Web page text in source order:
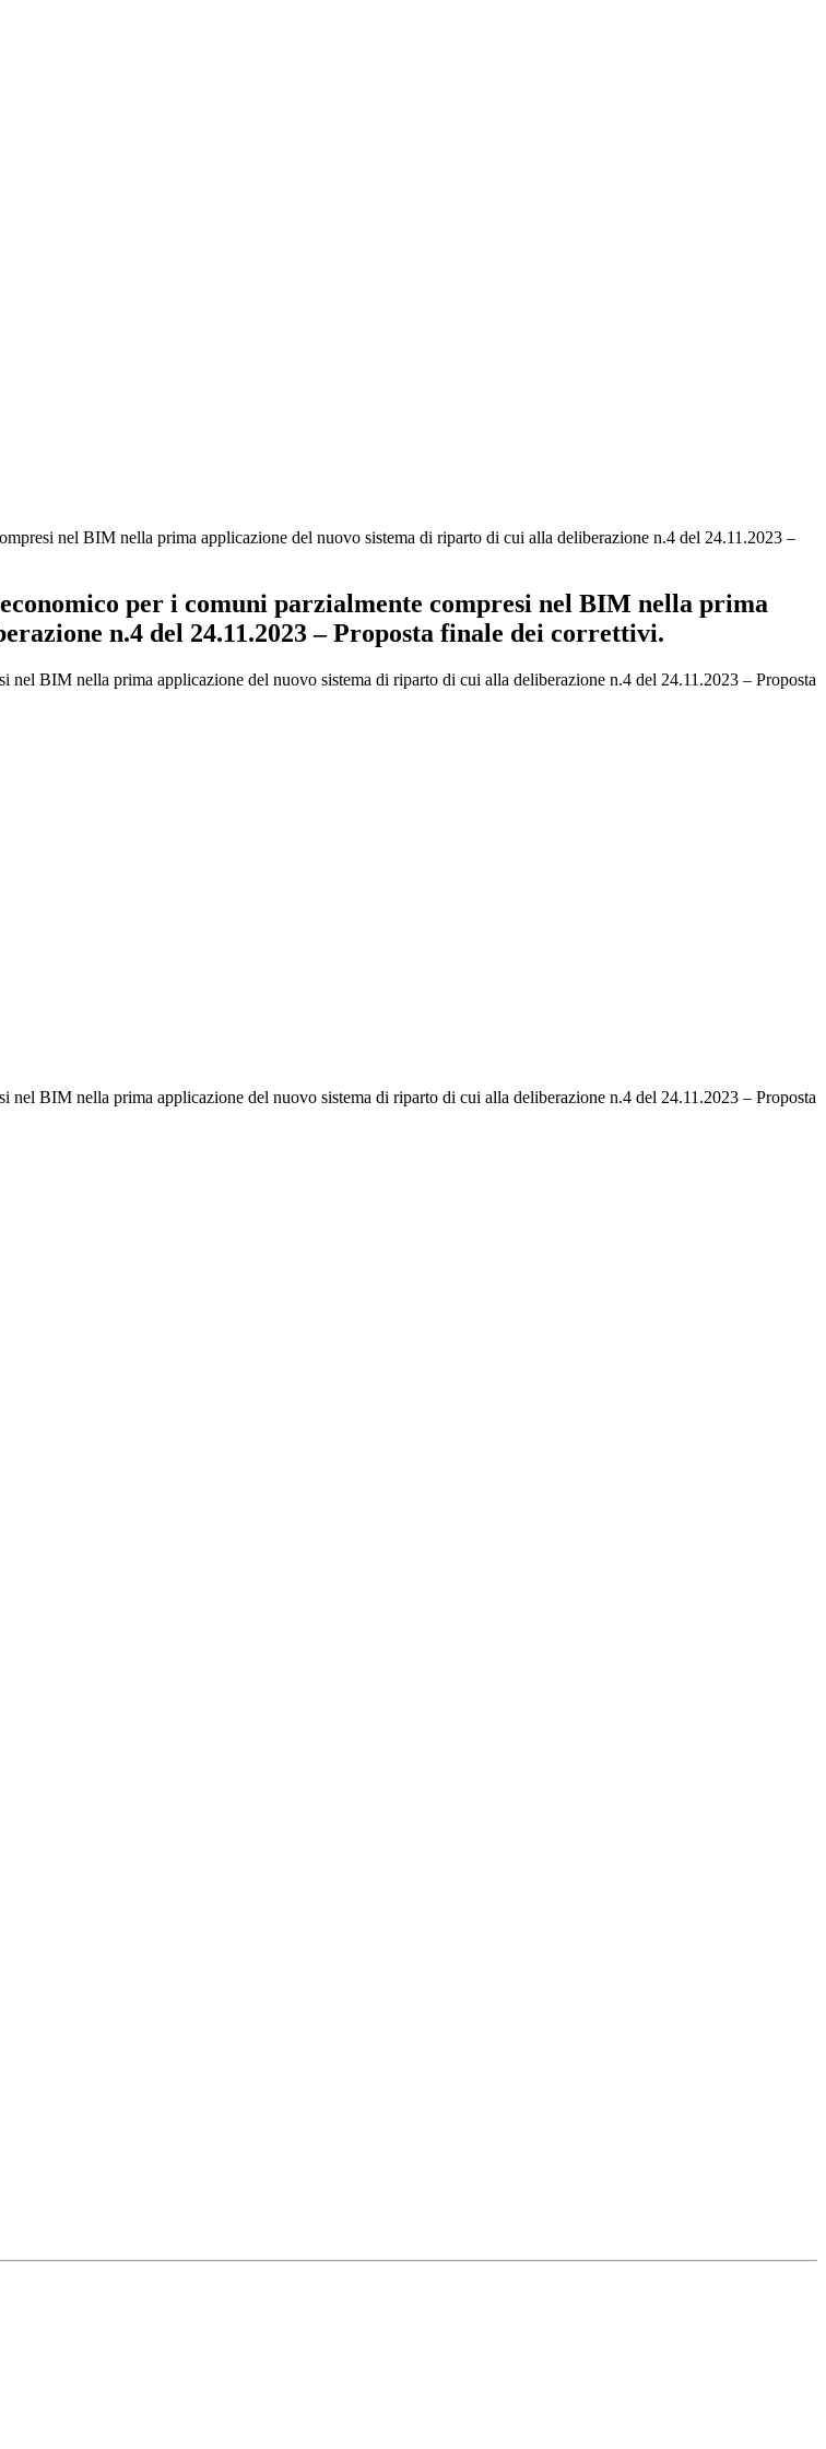
nel BIM nella prima applicazione del nuovo sistema di riparto di cui alla deliberazione n.4 del 24.11.2023 –
per i comuni parzialmente compresi nel BIM nella prima
n.4 del 24.11.2023 – Proposta finale dei correttivi.
BIM nella prima applicazione del nuovo sistema di riparto di cui alla deliberazione n.4 del 24.11.2023 – Proposta
BIM nella prima applicazione del nuovo sistema di riparto di cui alla deliberazione n.4 del 24.11.2023 – Proposta